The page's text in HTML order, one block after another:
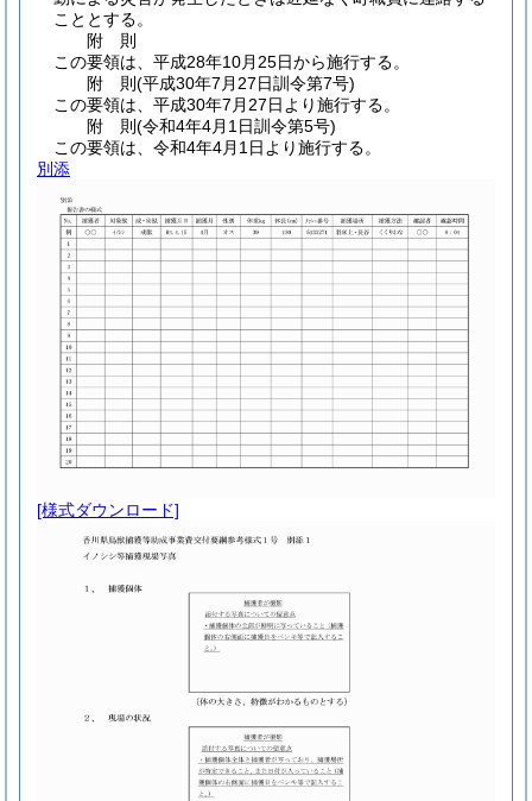
こととする。
附 則
この要領は、平成28年10月25日から施行する。
附 則(平成30年7月27日訓令第7号)
この要領は、平成30年7月27日より施行する。
附 則(令和4年4月1日訓令第5号)
この要領は、令和4年4月1日より施行する。
別添
[様式ダウンロード]